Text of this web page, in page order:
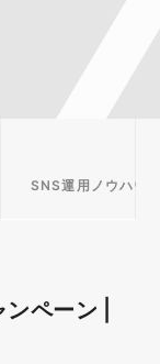
SNS運用ノウハウ
ペーン |